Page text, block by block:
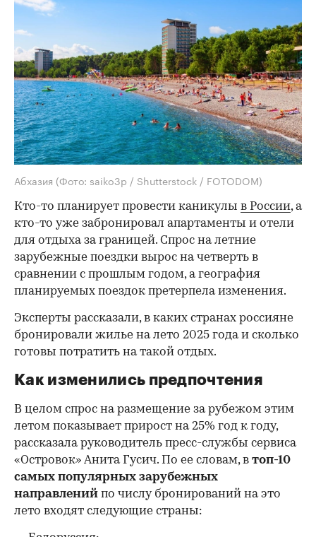
Абхазия (Фото: saiko3p / Shutterstock / FOTODOM)
Кто-то планирует провести каникулы в России, а
кто-то уже забронировал апартаменты и отели
для отдыха за границей. Спрос на летние
зарубежные поездки вырос на четверть в
сравнении с прошлым годом, а география
планируемых поездок претерпела изменения.
Эксперты рассказали, в каких странах россияне
бронировали жилье на лето 2025 года и сколько
готовы потратить на такой отдых.
Как изменились предпочтения
В целом спрос на размещение за рубежом этим
летом показывает прирост на 25% год к году,
рассказала руководитель пресс-службы сервиса
«Островок» Анита Гусич. По ее словам, в топ-10
самых популярных зарубежных
направлений по числу бронирований на это
лето входят следующие страны: